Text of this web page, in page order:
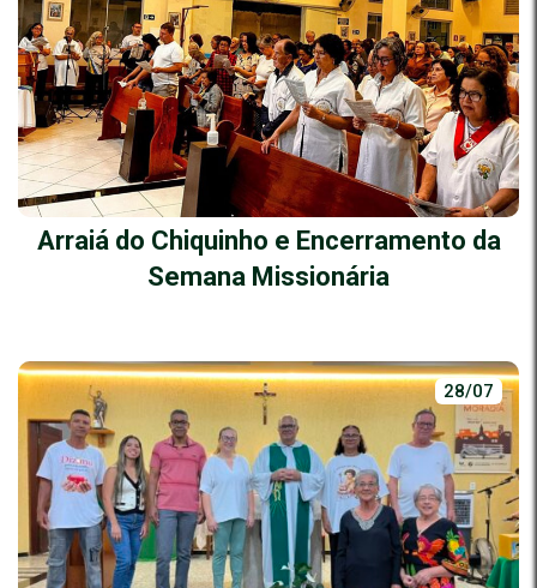
Arraiá do Chiquinho e Encerramento da
Semana Missionária
28/07